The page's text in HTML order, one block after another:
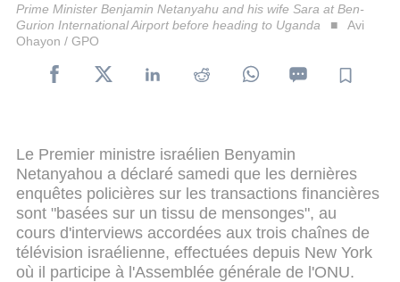
Prime Minister Benjamin Netanyahu and his wife Sara at Ben-
Gurion International Airport before heading to Uganda
Avi
Ohayon / GPO
Le Premier ministre israélien Benyamin
Netanyahou a déclaré samedi que les dernières
enquêtes policières sur les transactions financières
sont "basées sur un tissu de mensonges", au
cours d'interviews accordées aux trois chaînes de
télévision israélienne, effectuées depuis New York
où il participe à l'Assemblée générale de l'ONU.